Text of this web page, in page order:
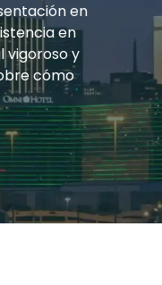
en
en
vigoroso y
cómo